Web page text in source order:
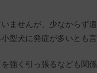
ませんが、少なからず
型犬に発症が多いとも言
強く引っ張るなども関